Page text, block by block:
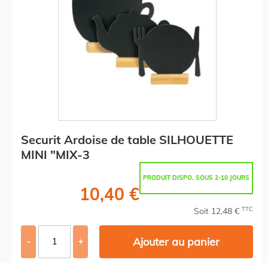
Securit Ardoise de table SILHOUETTE
MINI "MIX-3
PRODUIT DISPO. SOUS 2-10 JOURS
10,40 €
Soit 12,48 € TTC
- + Ajouter au panier